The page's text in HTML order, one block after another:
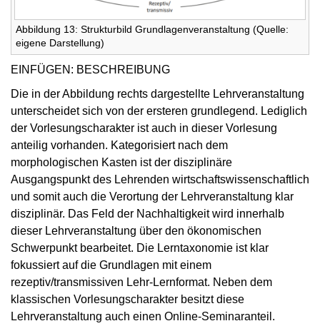
Abbildung 13: Strukturbild Grundlagenveranstaltung (Quelle:
eigene Darstellung)
EINFÜGEN: BESCHREIBUNG
Die in der Abbildung rechts dargestellte Lehrveranstaltung
unterscheidet sich von der ersteren grundlegend. Lediglich
der Vorlesungscharakter ist auch in dieser Vorlesung
anteilig vorhanden. Kategorisiert nach dem
morphologischen Kasten ist der disziplinäre
Ausgangspunkt des Lehrenden wirtschaftswissenschaftlich
und somit auch die Verortung der Lehrveranstaltung klar
disziplinär. Das Feld der Nachhaltigkeit wird innerhalb
dieser Lehrveranstaltung über den ökonomischen
Schwerpunkt bearbeitet. Die Lerntaxonomie ist klar
fokussiert auf die Grundlagen mit einem
rezeptiv/transmissiven Lehr-Lernformat. Neben dem
klassischen Vorlesungscharakter besitzt diese
Lehrveranstaltung auch einen Online-Seminaranteil.